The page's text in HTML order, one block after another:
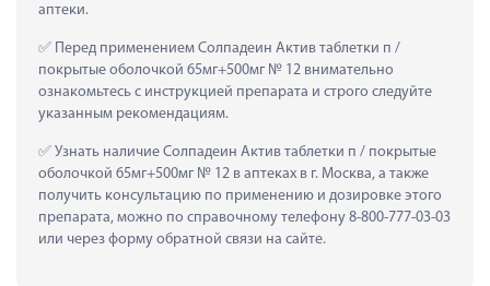
аптеки.
Перед применением Солпадеин Актив таблетки п /
покрытые оболочкой 65мг+500мг № 12 внимательно
ознакомьтесь с инструкцией препарата и строго следуйте
указанным рекомендациям.
Узнать наличие Солпадеин Актив таблетки п / покрытые
оболочкой 65мг+500мг № 12 в аптеках в г. Москва, а также
получить консультацию по применению и дозировке этого
препарата, можно по справочному телефону 8-800-777-03-03
или через форму обратной связи на сайте.